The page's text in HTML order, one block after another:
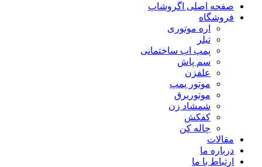
صفحه اصلی اگروشاپ
فروشگاه
اره موتوری
تیلر
پمپ اب ساختمانی
سم پاش
علفزن
موتور پمپ
موتوربرق
شمشاد زن
کفکش
چاله کن
مقالات
درباره ما
ارتباط با ما